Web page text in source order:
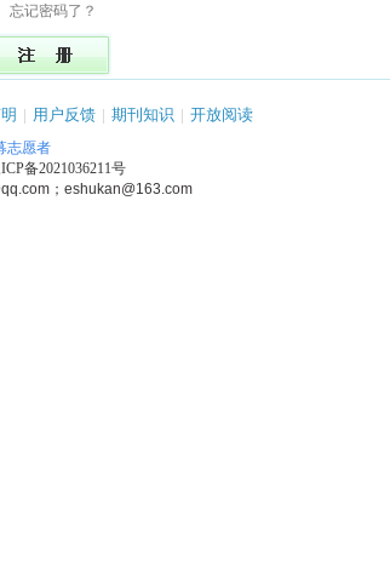
忘记密码了？
| 用户反馈 | 期刊知识 | 开放阅读
志愿者
备2021036211号
；eshukan@163.com